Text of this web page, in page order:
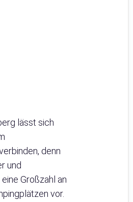
lässt sich
denn
und
Großzahl an
vor.